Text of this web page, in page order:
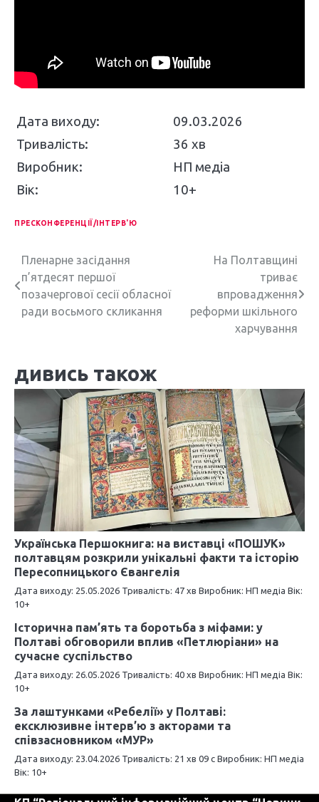
Дата виходу:
09.03.2026
Тривалість:
36 хв
Виробник:
НП медіа
Вік:
10+
ПРЕСКОНФЕРЕНЦІЇ/ІНТЕРВ'Ю
Н
а
в
г
а
ц
і
я
з
а
п
и
с
і
в
Пленарне засідання
п’ятдесят першої
позачергової сесії обласної
ради восьмого скликання
На Полтавщині
триває
впровадження
реформи шкільного
харчування
дивись також
Українська Першокнига: на виставці «ПОШУК»
полтавцям розкрили унікальні факти та історію
Пересопницького Євангелія
Дата виходу: 25.05.2026 Тривалість: 47 хв Виробник: НП медіа Вік:
10+
Історична пам’ять та боротьба з міфами: у
Полтаві обговорили вплив «Петлюріани» на
сучасне суспільство
Дата виходу: 26.05.2026 Тривалість: 40 хв Виробник: НП медіа Вік:
10+
За лаштунками «Ребелії» у Полтаві:
ексклюзивне інтерв’ю з акторами та
співзасновником «МУР»
Дата виходу: 23.04.2026 Тривалість: 21 хв 09 c Виробник: НП медіа
Вік: 10+